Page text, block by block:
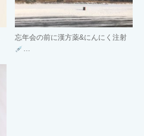
忘年会の前に漢方薬&にんにく注射
…